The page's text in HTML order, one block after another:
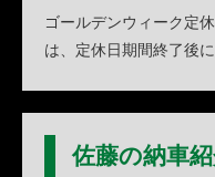
ゴールデンウィーク定
は、定休日期間終了後
佐藤の納車